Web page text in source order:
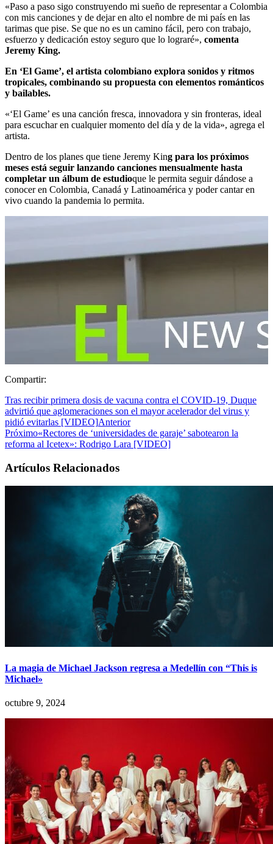
«Paso a paso sigo construyendo mi sueño de representar a Colombia
con mis canciones y de dejar en alto el nombre de mi país en las
tarimas que pise. Se que no es un camino fácil, pero con trabajo,
esfuerzo y dedicación estoy seguro que lo lograré», comenta
Jeremy King.
En ‘El Game’, el artista colombiano explora sonidos y ritmos
tropicales, combinando su propuesta con elementos románticos
y bailables.
«‘El Game’ es una canción fresca, innovadora y sin fronteras, ideal
para escuchar en cualquier momento del día y de la vida», agrega el
artista.
Dentro de los planes que tiene Jeremy King para los próximos
meses está seguir lanzando canciones mensualmente hasta
completar un álbum de estudioque le permita seguir dándose a
conocer en Colombia, Canadá y Latinoamérica y poder cantar en
vivo cuando la pandemia lo permita.
Haz clic para aceptar cookies de marketing y permitir este contenido
Compartir:
Tras recibir primera dosis de vacuna contra el COVID-19, Duque
advirtió que aglomeraciones son el mayor acelerador del virus y
pidió evitarlas [VIDEO]Anterior
Próximo«Rectores de ‘universidades de garaje’ sabotearon la
reforma al Icetex»: Rodrigo Lara [VIDEO]
Artículos Relacionados
La magia de Michael Jackson regresa a Medellín con “This is
Michael»
octubre 9, 2024